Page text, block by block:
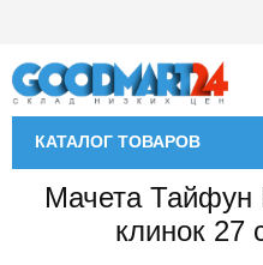
КАТАЛОГ ТОВАРОВ
Мачета Тайфун
клинок 27